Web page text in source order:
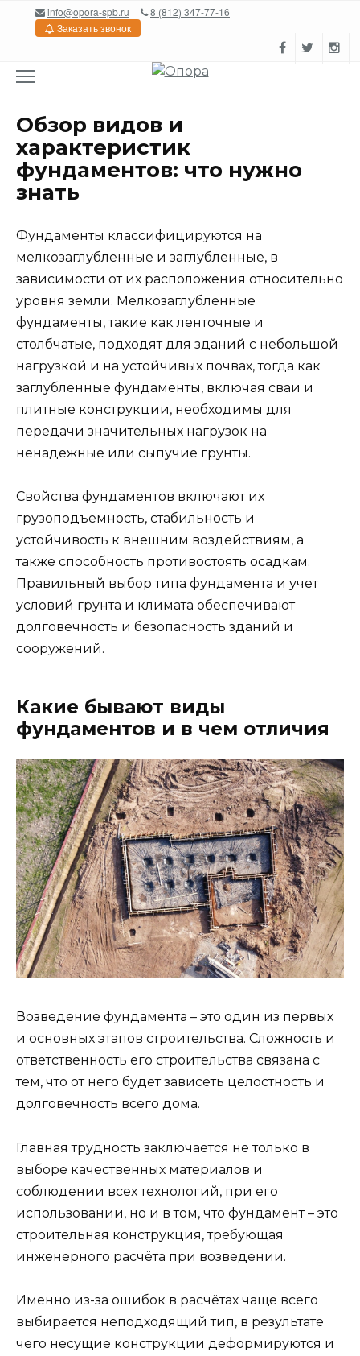
Перейтиinfo@opora-spb.ru
8 (812) 347-77-16
Заказать звонок
Обзор видов и
характеристик
фундаментов: что нужно
знать
Фундаменты классифицируются на
мелкозаглубленные и заглубленные, в
зависимости от их расположения относительно
уровня земли. Мелкозаглубленные
фундаменты, такие как ленточные и
столбчатые, подходят для зданий с небольшой
нагрузкой и на устойчивых почвах, тогда как
заглубленные фундаменты, включая сваи и
плитные конструкции, необходимы для
передачи значительных нагрузок на
ненадежные или сыпучие грунты.
Свойства фундаментов включают их
грузоподъемность, стабильность и
устойчивость к внешним воздействиям, а
также способность противостоять осадкам.
Правильный выбор типа фундамента и учет
условий грунта и климата обеспечивают
долговечность и безопасность зданий и
сооружений.
Какие бывают виды
фундаментов и в чем отличия
Возведение фундамента – это один из первых
и основных этапов строительства. Сложность и
ответственность его строительства связана с
тем, что от него будет зависеть целостность и
долговечность всего дома.
Главная трудность заключается не только в
выборе качественных материалов и
соблюдении всех технологий, при его
использовании, но и в том, что фундамент – это
строительная конструкция, требующая
инженерного расчёта при возведении.
Именно из-за ошибок в расчётах чаще всего
выбирается неподходящий тип, в результате
чего несущие конструкции деформируются и